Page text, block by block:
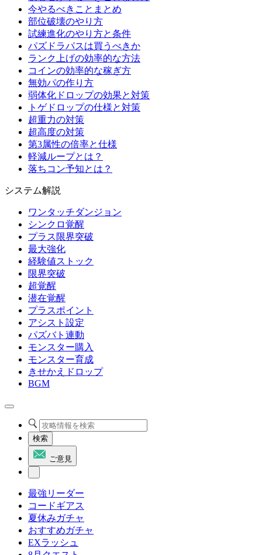
今やるべきことまとめ
部位破壊のやり方
試練進化のやり方と条件
パズドラパスは買うべきか
ランク上げの効率的な方法
コインの効率的な稼ぎ方
無効パの作り方
弱体化ドロップの効果と対策
トゲドロップの仕様と対策
超重力の対策
超高度の対策
第3属性の倍率と仕様
軽減ループとは？
落ちコン予知とは？
システム解説
ワンタッチダンジョン
シンクロ覚醒
プラス限界突破
最大強化
経験値ストック
限界突破
超覚醒
潜在覚醒
プラスポイント
アシスト設定
パズバト連動
モンスター購入
モンスター育成
きせかえドロップ
BGM
検索
ご意見
最強リーダー
コードギアス
夏休みガチャ
おすすめガチャ
EXラッシュ